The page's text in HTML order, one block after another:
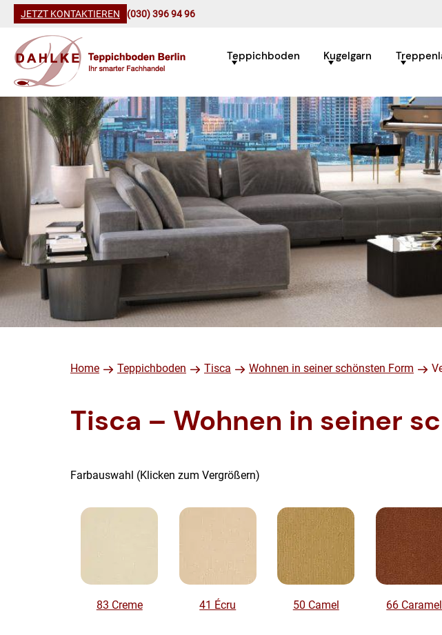
JETZT KONTAKTIEREN (030) 396 94 96
Teppichboden Kugelgarn
Home Teppichboden Tisca Wohnen in seiner schönsten Form
Tisca – Wohnen in seiner
Farbauswahl (Klicken zum Vergrößern)
83 Creme 41 Écru 50 Camel 66 Caramel